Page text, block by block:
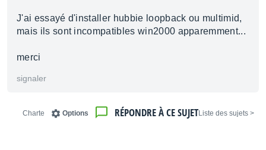
J'ai essayé d'installer hubbie loopback ou multimid,
mais ils sont incompatibles win2000 apparemment...
merci
signaler
< Liste des sujets
RÉPONDRE À CE SUJET
Options
Charte